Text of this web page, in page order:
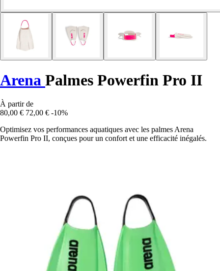
Arena Palmes Powerfin Pro II
À partir de
80,00 € 72,00 € -10%
Optimisez vos performances aquatiques avec les palmes Arena
Powerfin Pro II, conçues pour un confort et une efficacité inégalés.